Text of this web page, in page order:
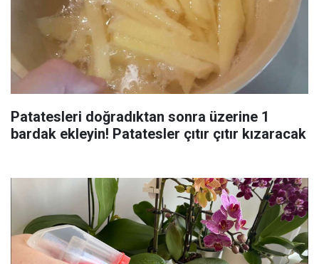
Patatesleri doğradıktan sonra üzerine 1
bardak ekleyin! Patatesler çıtır çıtır kızaracak